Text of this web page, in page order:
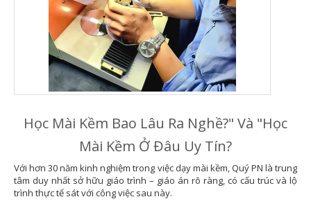
Học Mài Kềm Bao Lâu Ra Nghề?" Và "Học
Mài Kềm Ở Đâu Uy Tín?
Với hơn 30 năm kinh nghiệm trong việc dạy mài kềm, Quý PN là trung
tâm duy nhất sở hữu giáo trình – giáo án rõ ràng, có cấu trúc và lộ
trình thực tế sát với công việc sau này.